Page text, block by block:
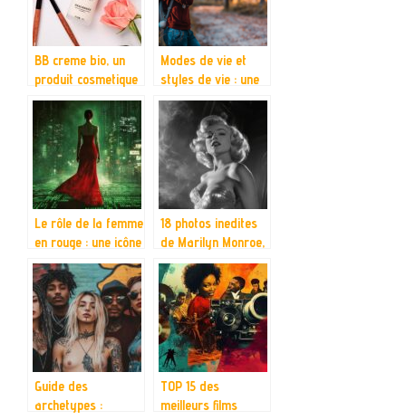
BB creme bio, un
produit cosmetique
que votre peau va
adorer
Modes de vie et
styles de vie : une
approche
systemique
Le rôle de la femme
en rouge : une icône
symbolique dans
Matrix
bouleversant les
codes de
domination
18 photos inedites
de Marilyn Monroe,
plus sexy que
jamais : revelations
sur ses seances
photos secretes
Guide des
archetypes :
TOP 15 des
meilleurs films